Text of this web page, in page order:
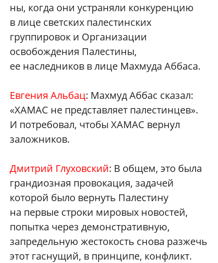
ны, когда они устраняли конкуренцию
в лице светских палестинских
группировок и Организации
освобождения Палестины,
ее наследников в лице Махмуда Аббаса.
Евгения Альбац: Махмуд Аббас сказал:
«ХАМАС не представляет палестинцев».
И потребовал, чтобы ХАМАС вернул
заложников.
Дмитрий Глуховский: В общем, это была
грандиозная провокация, задачей
которой было вернуть Палестину
на первые строки мировых новостей,
попытка через демонстративную,
запредельную жестокость снова разжечь
этот гаснущий, в принципе, конфликт.